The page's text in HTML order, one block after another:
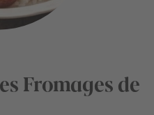
Fromages de